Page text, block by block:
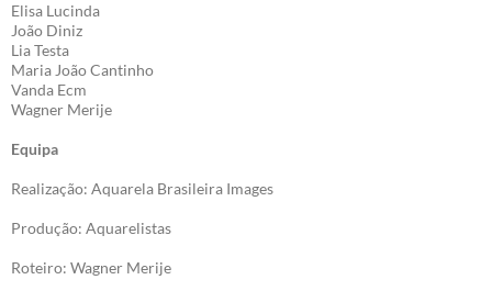
Elisa Lucinda
João Diniz
Lia Testa
Maria João Cantinho
Vanda Ecm
Wagner Merije
Equipa
Realização: Aquarela Brasileira Images
Produção: Aquarelistas
Roteiro: Wagner Merije